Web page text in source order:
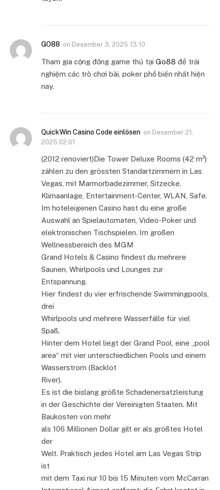
GO88 on Desember 3, 2025 13:10
Tham gia cộng đồng game thủ tại Go88 để trải
nghiệm các trò chơi bài, poker phổ biến nhất hiện
nay.
QuickWin Casino Code einlösen on Desember 21,
2025 02:01
(2012 renoviert)Die Tower Deluxe Rooms (42 m²)
zählen zu den grössten Standartzimmern in Las
Vegas, mit Marmorbadezimmer, Sitzecke,
Klimaanlage, Entertainment-Center, WLAN, Safe.
Im hoteleigenen Casino hast du eine große
Auswahl an Spielautomaten, Video-Poker und
elektronischen Tischspielen. Im großen
Wellnessbereich des MGM
Grand Hotels & Casino findest du mehrere
Saunen, Whirlpools und Lounges zur
Entspannung.
Hier findest du vier erfrischende Swimmingpools,
drei
Whirlpools und mehrere Wasserfälle für viel
Spaß.
Hinter dem Hotel liegt der Grand Pool, eine „pool
area“ mit vier unterschiedlichen Pools und einem
Wasserstrom (Backlot
River).
Es ist die bislang größte Schadenersatzleistung
in der Geschichte der Vereinigten Staaten. Mit
Baukosten von mehr
als 106 Millionen Dollar gilt er als größtes Hotel
der
Welt. Praktisch jedes Hotel am Las Vegas Strip
ist
mit dem Taxi nur 10 bis 15 Minuten vom McCarran